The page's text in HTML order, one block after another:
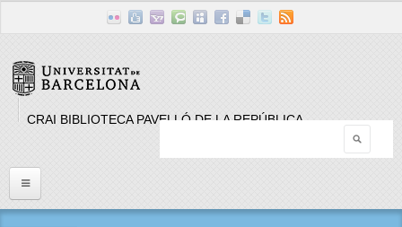
CRAI BIBLIOTECA PAVELLÓ DE LA REPÚBLICA
Inici